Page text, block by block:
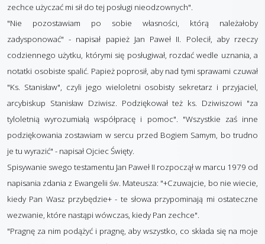
zechce użyczać mi sił do tej posługi nieodzownych".
"Nie pozostawiam po sobie własności, którą należałoby
zadysponować" - napisał papież Jan Paweł II. Polecił, aby rzeczy
codziennego użytku, którymi się posługiwał, rozdać wedle uznania, a
notatki osobiste spalić. Papież poprosił, aby nad tymi sprawami czuwał
"Ks. Stanisław", czyli jego wieloletni osobisty sekretarz i przyjaciel,
arcybiskup Stanisław Dziwisz. Podziękował też ks. Dziwiszowi "za
tyloletnią wyrozumiałą współpracę i pomoc". "Wszystkie zaś inne
podziękowania zostawiam w sercu przed Bogiem Samym, bo trudno
je tu wyrazić" - napisał Ojciec Święty.
Spisywanie swego testamentu Jan Paweł II rozpoczął w marcu 1979 od
napisania zdania z Ewangelii św. Mateusza: "+Czuwajcie, bo nie wiecie,
kiedy Pan Wasz przybędzie+ - te słowa przypominają mi ostateczne
wezwanie, które nastąpi wówczas, kiedy Pan zechce".
"Pragnę za nim podążyć i pragnę, aby wszystko, co składa się na moje